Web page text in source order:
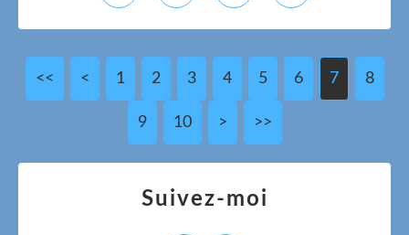
<< < 1 2 3 4 5 6 7 8
9 10 20
30
40
50
60
70
80
90
> >>
Suivez-moi